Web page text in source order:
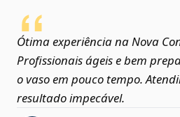
Ótima experiência na Nova
Profissionais ágeis e bem
o vaso em pouco tempo.
resultado impecável.